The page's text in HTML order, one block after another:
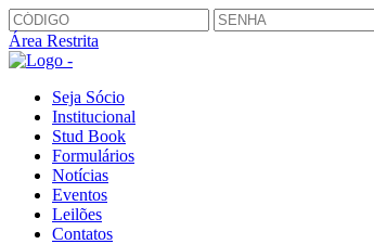
Área Restrita
Seja Sócio
Institucional
Stud Book
Formulários
Notícias
Eventos
Leilões
Contatos